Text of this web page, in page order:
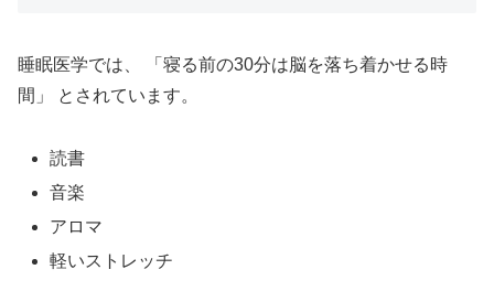
睡眠医学では、 「寝る前の30分は脳を落ち着かせる時
間」 とされています。
読書
音楽
アロマ
軽いストレッチ